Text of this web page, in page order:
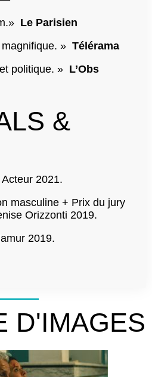
Le Parisien
magnifique. »Télérama
politique. » L’Obs
&
2021.
masculine + Prix du jury
Orizzonti 2019.
2019.
D'IMAGES